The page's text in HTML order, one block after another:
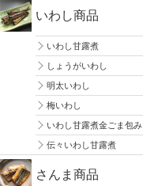
いわし商品
いわし甘露煮
しょうがいわし
明太いわし
梅いわし
いわし甘露煮金ごま包み
伝々いわし甘露煮
さんま商品